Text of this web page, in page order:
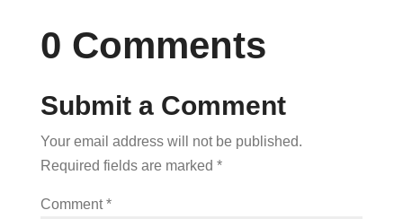
0 Comments
Submit a Comment
Your email address will not be published.
Required fields are marked *
Comment*